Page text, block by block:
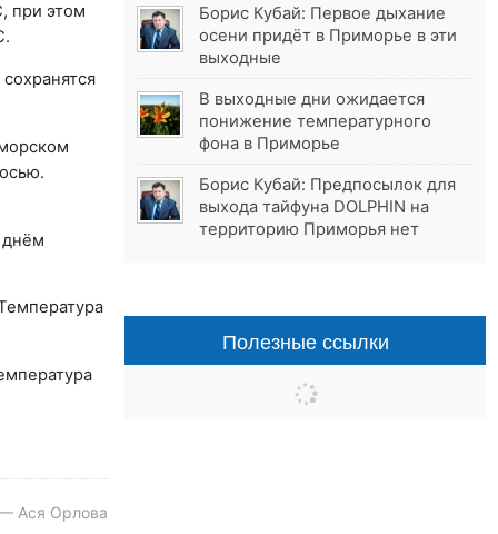
при этом
днём
Ася Орлова
Борис Кубай: Первое дыхание
осени придёт в Приморье в эти
выходные
В выходные дни ожидается
понижение температурного
фона в Приморье
Борис Кубай: Предпосылок для
выхода тайфуна DOLPHIN на
территорию Приморья нет
Полезные ссылки